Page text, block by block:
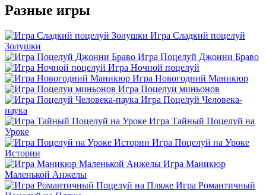
Разные игры
Игра Сладкий поцелуй
Золушки
Игра Поцелуй Джонни Браво
Игра Ночной поцелуй
Игра Новогодний Маникюр
Игра Поцелуи миньонов
Игра Поцелуй Человека-
паука
Игра Тайный Поцелуй на
Уроке
Игра Поцелуй на Уроке
Истории
Игра Маникюр
Маленькой Анжелы
Игра Романтичный